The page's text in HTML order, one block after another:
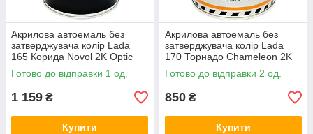
Акрилова автоемаль без
затверджувача колір Lada
165 Корида Novol 2K Optic
Acryl 800мл
Готово до відправки 1 од.
1 159 ₴
Купити
Акрилова автоемаль без
затверджувача колір Lada
170 Торнадо Chameleon 2K
Top Coat Acryl 800мл
Готово до відправки 2 од.
850 ₴
Купити